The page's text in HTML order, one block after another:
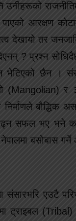
उनीहरूको
पाएको आरक्षण
देखायो तर
? प्रश्न
भेटिएको छैन ।
(Mangolian) र
बौद्धिक
सफल भए भने
बसोबास
संसारभरि एउटै
ट्राइबल